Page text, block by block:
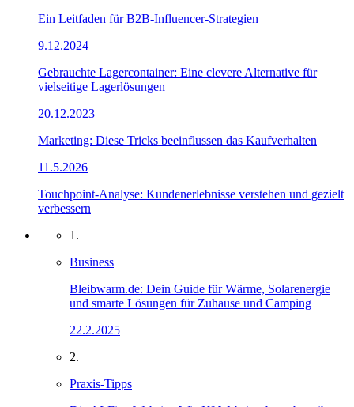
Ein Leitfaden für B2B-Influencer-Strategien
9.12.2024
Gebrauchte Lagercontainer: Eine clevere Alternative für
vielseitige Lagerlösungen
20.12.2023
Marketing: Diese Tricks beeinflussen das Kaufverhalten
11.5.2026
Touchpoint-Analyse: Kundenerlebnisse verstehen und gezielt
verbessern
1.
Business
Bleibwarm.de: Dein Guide für Wärme, Solarenergie
und smarte Lösungen für Zuhause und Camping
22.2.2025
2.
Praxis-Tipps